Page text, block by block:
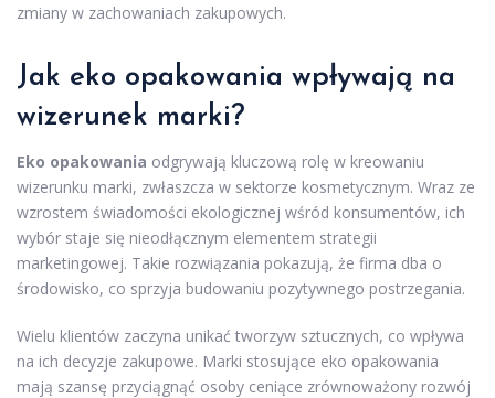
zmiany w zachowaniach zakupowych.
Jak eko opakowania wpływają na
wizerunek marki?
Eko opakowania odgrywają kluczową rolę w kreowaniu
wizerunku marki, zwłaszcza w sektorze kosmetycznym. Wraz ze
wzrostem świadomości ekologicznej wśród konsumentów, ich
wybór staje się nieodłącznym elementem strategii
marketingowej. Takie rozwiązania pokazują, że firma dba o
środowisko, co sprzyja budowaniu pozytywnego postrzegania.
Wielu klientów zaczyna unikać tworzyw sztucznych, co wpływa
na ich decyzje zakupowe. Marki stosujące eko opakowania
mają szansę przyciągnąć osoby ceniące zrównoważony rozwój